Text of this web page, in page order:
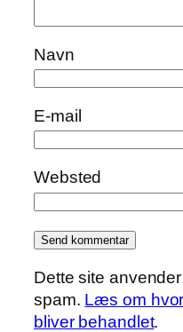
Navn
E-mail
Websted
Dette site
spam. Læs om
bliver behandlet.